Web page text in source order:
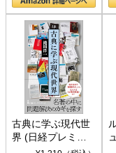
古典に学ぶ現代世
界 (日経プレミア
シリーズ)